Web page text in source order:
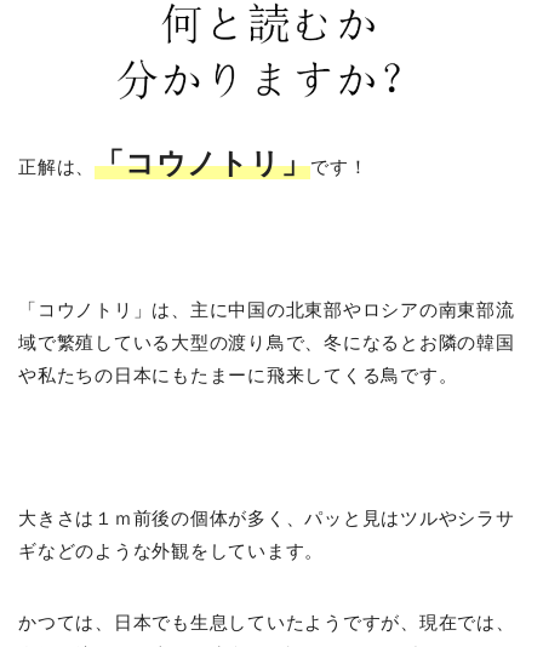
正解は、「コウノトリ」です！
「コウノトリ」は、主に中国の北東部やロシアの南東部流
域で繁殖している大型の渡り鳥で、冬になるとお隣の韓国
や私たちの日本にもたまーに飛来してくる鳥です。
大きさは１ｍ前後の個体が多く、パッと見はツルやシラサ
ギなどのような外観をしています。
かつては、日本でも生息していたようですが、現在では、